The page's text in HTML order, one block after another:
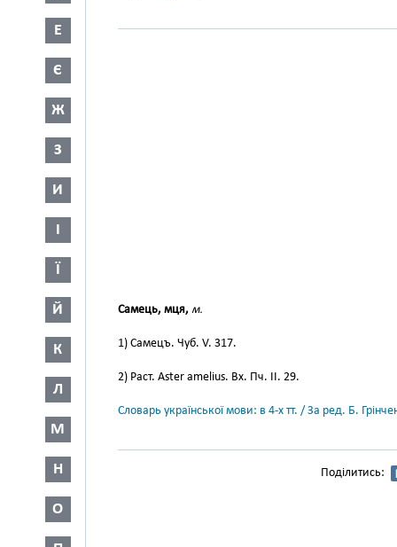
Е
Є
Ж
З
И
І
Ї
Й
К
Л
М
Н
О
Самець, мця, м.
1) Самецъ. Чуб. V. 317.
2) Раст. Aster amelius. Вх. Пч. II. 29.
Словарь української мови: в 4-х тт. / За ред. Б.
Поділитись: